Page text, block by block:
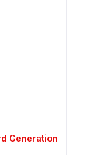
Generation